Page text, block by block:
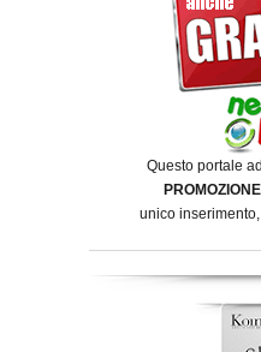
Questo portale
unico